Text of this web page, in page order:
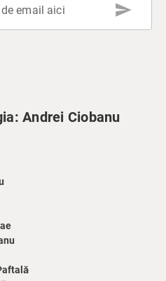
email aici send
Andrei Ciobanu